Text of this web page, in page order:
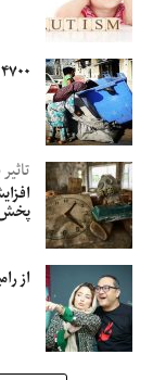
۴۷۰۰ کودک زباله‌گرد در پایتخت/ تجارت ۲۶۰ میلیاردی طلای کثیف
از